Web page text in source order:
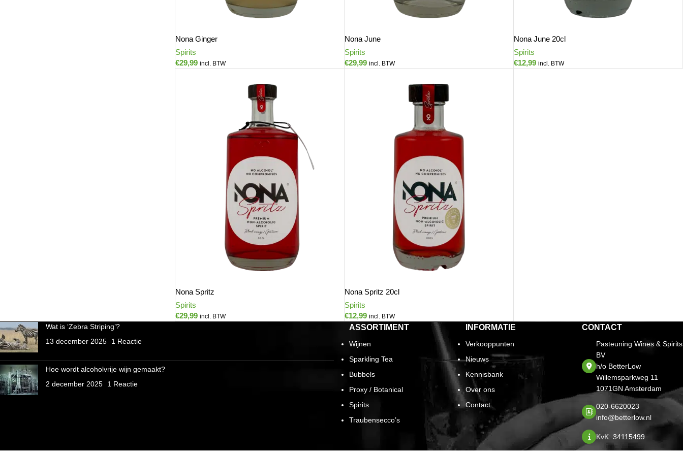
Nona Ginger
Spirits
€29,99 incl. BTW
Nona June
Spirits
€29,99 incl. BTW
Nona June 20cl
Spirits
€12,99 incl. BTW
Nona Spritz
Spirits
€29,99 incl. BTW
Nona Spritz 20cl
Spirits
€12,99 incl. BTW
Wat is ‘Zebra Striping’?
13 december 2025
1 Reactie
Hoe wordt alcoholvrije wijn gemaakt?
2 december 2025
1 Reactie
ASSORTIMENT
Wijnen
Sparkling Tea
Bubbels
Proxy / Botanical
Spirits
Traubensecco’s
INFORMATIE
Verkooppunten
Nieuws
Kennisbank
Over ons
Contact
CONTACT
Pasteuning Wines & Spirits
BV
h/o BetterLow
Willemsparkweg 11
1071GN Amsterdam
020-6620023
info@betterlow.nl
KvK: 34115499